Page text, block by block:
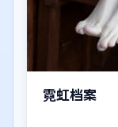
霓虹档案